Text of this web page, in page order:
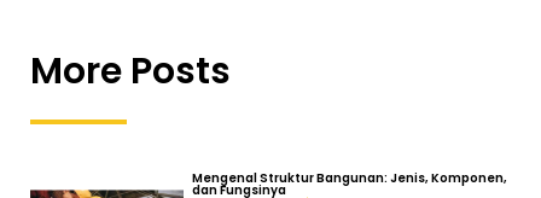
More Posts
Mengenal Struktur Bangunan: Jenis, Komponen,
dan Fungsinya